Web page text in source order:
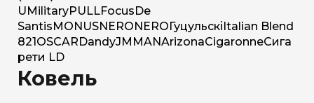
U MilitaryPULLFocus De
Santis MONUSNERO NERO Гуцульскі Italian Blend
821 OSCAR DandyJM MANArizonaCigaronneСига
рети LD
Ковель